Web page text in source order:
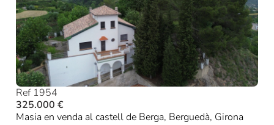
Ref 1954
325.000 €
Masia en venda al castell de Berga, Berguedà, Girona